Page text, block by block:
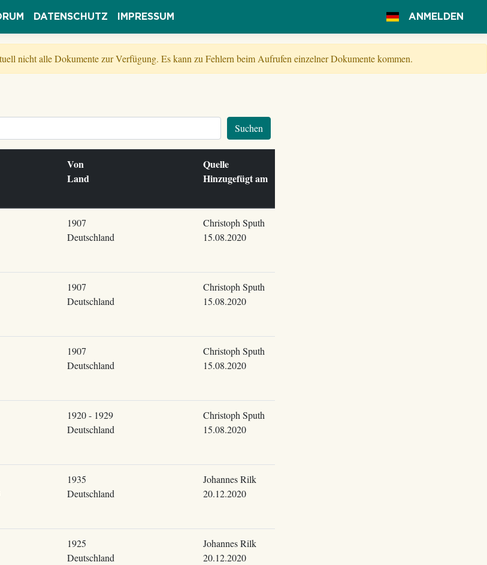
DATENSCHUTZ IMPRESSUM ANMELDEN
nicht alle Dokumente zur Verfügung. Es kann zu Fehlern beim Aufrufen einzelner Dokumente kommen.
Suchen
Von
Land
Quelle
Hinzugefügt am
1907
Deutschland
Christoph Sputh
15.08.2020
1907
Deutschland
Christoph Sputh
15.08.2020
1907
Deutschland
Christoph Sputh
15.08.2020
1920 - 1929
Deutschland
Christoph Sputh
15.08.2020
1935
Deutschland
Johannes Rilk
20.12.2020
1925
Deutschland
Johannes Rilk
20.12.2020